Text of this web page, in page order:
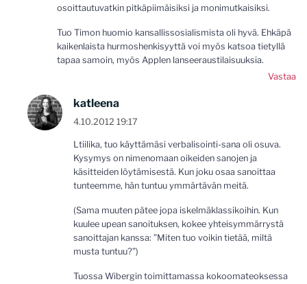
osoittautuvatkin pitkäpiimäisiksi ja monimutkaisiksi.
Tuo Timon huomio kansallissosialismista oli hyvä. Ehkäpä
kaikenlaista hurmoshenkisyyttä voi myös katsoa tietyllä
tapaa samoin, myös Applen lanseeraustilaisuuksia.
Vastaa
katleena
4.10.2012 19:17
Ltiilika, tuo käyttämäsi verbalisointi-sana oli osuva.
Kysymys on nimenomaan oikeiden sanojen ja
käsitteiden löytämisestä. Kun joku osaa sanoittaa
tunteemme, hän tuntuu ymmärtävän meitä.
(Sama muuten pätee jopa iskelmäklassikoihin. Kun
kuulee upean sanoituksen, kokee yhteisymmärrystä
sanoittajan kanssa: ”Miten tuo voikin tietää, miltä
musta tuntuu?”)
Tuossa Wibergin toimittamassa kokoomateoksessa